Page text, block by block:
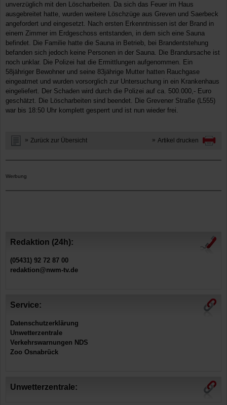
unverzüglich mit den Löscharbeiten. Da sich das Feuer im Haus
ausgebreitet hatte, wurden weitere Löschzüge aus Greven und Saerbeck
angefordert und eingesetzt. Nach ersten Erkenntnissen ist der Brand in
einem Zimmer im Erdgeschoss entstanden, in dem sich eine Sauna
befindet. Die Familie hatte die Sauna in Betrieb, bei Brandentstehung
befanden sich jedoch keine Personen in der Sauna. Die Brandursache ist
noch unklar. Die Polizei hat die Ermittlungen aufgenommen. Ein
58jähriger Bewohner und seine 83jährige Mutter hatten Rauchgase
eingeatmet und wurden vorsorglich zur Untersuchung in ein Krankenhaus
eingeliefert. Der Schaden wird durch die Polizei auf ca. 500.000,- Euro
geschätzt. Die Löscharbeiten sind beendet. Die Grevener Straße (L555)
war bis 18:50 Uhr komplett gesperrt und ist nun wieder frei.
Zurück zur Übersicht Artikel drucken
Werbung
Redaktion (24h):
(05431) 92 72 87 00
redaktion@nwm-tv.de
Service:
Datenschutzerklärung
Unwetterzentrale
Verkehrswarnungen NDS
Zoo Osnabrück
Unwetterzentrale: